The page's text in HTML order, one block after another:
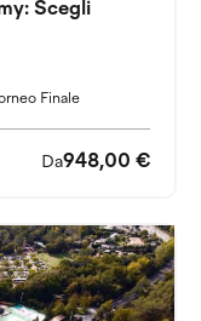
Scegli
Finale
Da948,00 €